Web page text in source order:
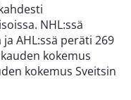
NHL:ssä
AHL:ssä peräti 269
kokemus
kokemus Sveitsin